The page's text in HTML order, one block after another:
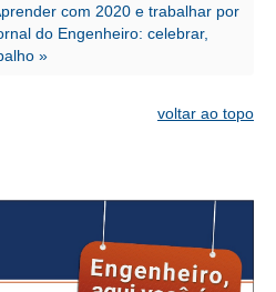
com 2020 e trabalhar por
do Engenheiro: celebrar,
»
voltar ao topo